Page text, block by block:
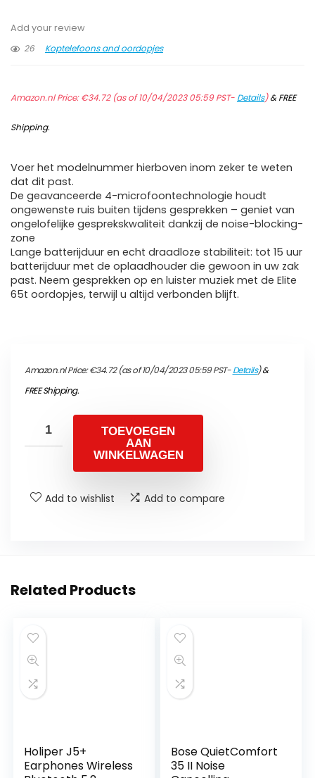
Add your review
26
Koptelefoons and oordopjes
Amazon.nl Price:€34.72(as of 10/04/2023 05:59 PST- Details)&FREE
Shipping.
Voer het modelnummer hierboven inom zeker te weten
dat dit past.
De geavanceerde 4-microfoontechnologie houdt
ongewenste ruis buiten tijdens gesprekken – geniet van
ongelofelijke gesprekskwaliteit dankzij de noise-blocking-
zone
Lange batterijduur en echt draadloze stabiliteit: tot 15 uur
batterijduur met de oplaadhouder die gewoon in uw zak
past. Neem gesprekken op en luister muziek met de Elite
65t oordopjes, terwijl u altijd verbonden blijft.
Amazon.nl Price:€34.72(as of 10/04/2023 05:59 PST-Details)&
FREE Shipping.
TOEVOEGEN
AAN
WINKELWAGEN
Add to wishlist Add to compare
Related Products
Holiper J5+
Earphones Wireless
Bose QuietComfort
35 II Noise